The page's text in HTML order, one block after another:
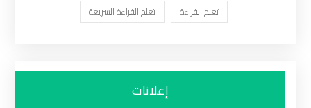
تعلم القراءة تعلم القراءة السريعة
إعلانات